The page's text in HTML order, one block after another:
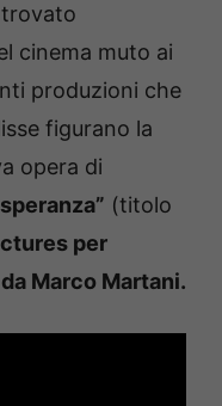
cinema muto ai
produzioni che
figurano la
opera di
(titolo
per
Marco Martani.